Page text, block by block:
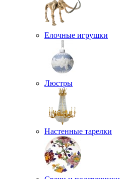
Елочные игрушки
Люстры
Настенные тарелки